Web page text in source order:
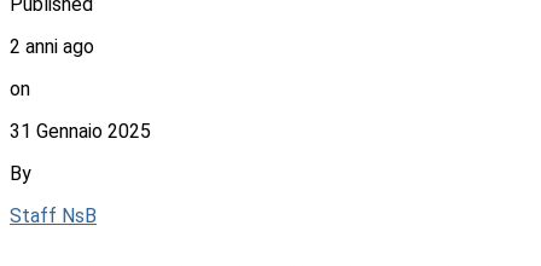
2 anni ago
on
31 Gennaio 2025
By
Staff NsB